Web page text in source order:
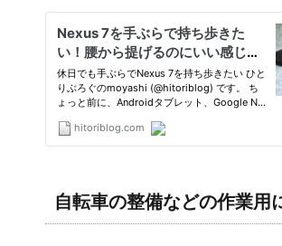
自転車の整備などの作業用